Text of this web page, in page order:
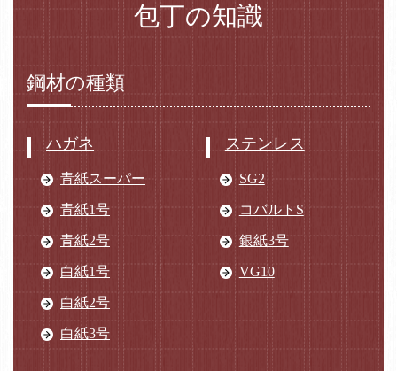
包丁の知識
鋼材の種類
ハガネ
青紙スーパー
青紙1号
青紙2号
白紙1号
白紙2号
白紙3号
ステンレス
SG2
コバルトS
銀紙3号
VG10